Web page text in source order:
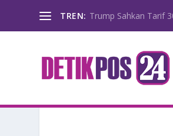
TREN: Trump Sahkan Tarif